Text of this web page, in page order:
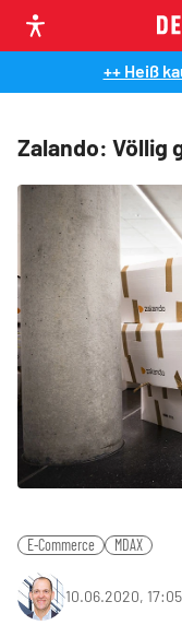
++ Heiß
Zalando: Völlig
E-Commerce MDAX
10.06.2020, 17:05